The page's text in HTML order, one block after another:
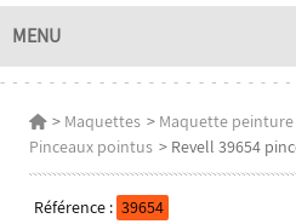
MENU
> Maquettes > Maquette peinture
Pinceaux pointus > Revell 39654
Référence : 39654